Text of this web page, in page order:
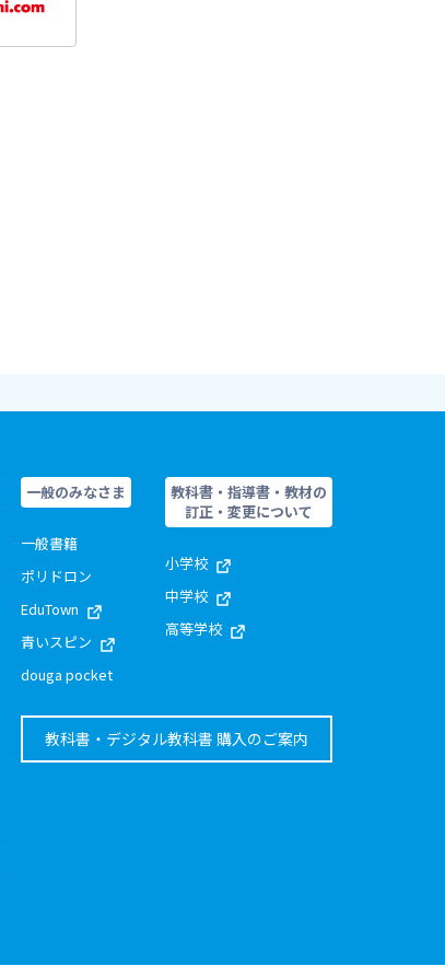
一般のみなさま
一般書籍
ポリドロン
EduTown
青いスピン
douga pocket
教科書・指導書・教材の
訂正・変更について
小学校
中学校
高等学校
教科書・デジタル教科書 購入のご案内